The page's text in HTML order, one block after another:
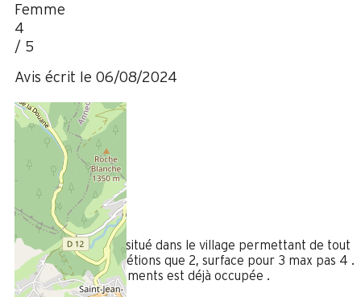
Femme
4
/ 5
Avis écrit le 06/08/2024
Juillet 2024
CATHERINE
35 à 50 ans
Femme
3
/ 5
Appartement bien situé dans le village permettant de tout
faire à pied. Nous n'étions que 2, surface pour 3 max pas 4 .
La moitié des rangements est déjà occupée .